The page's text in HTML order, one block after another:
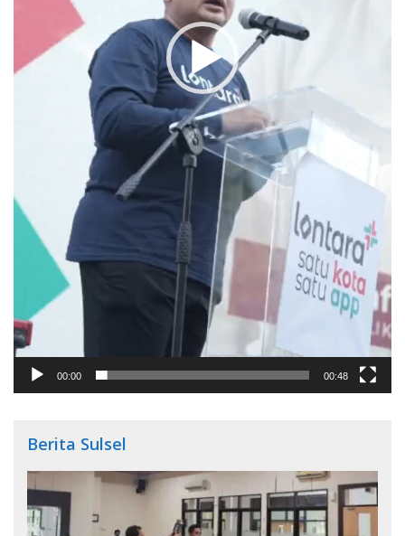
00:00 00:48
Berita Sulsel